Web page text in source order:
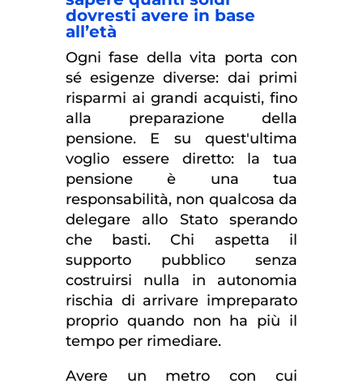
dovresti avere in base
all’età
Ogni fase della vita porta con
sé esigenze diverse: dai primi
risparmi ai grandi acquisti, fino
alla preparazione della
pensione. E su quest'ultima
voglio essere diretto: la tua
pensione è una tua
responsabilità, non qualcosa da
delegare allo Stato sperando
che basti. Chi aspetta il
supporto pubblico senza
costruirsi nulla in autonomia
rischia di arrivare impreparato
proprio quando non ha più il
tempo per rimediare.
Avere un metro con cui